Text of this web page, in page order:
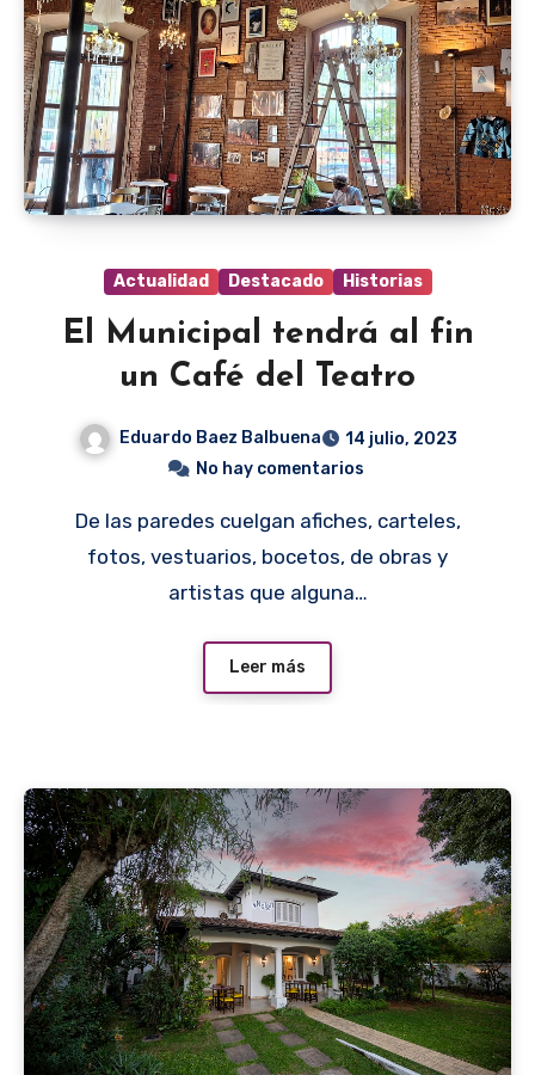
Actualidad Destacado Historias
El Municipal tendrá al fin
un Café del Teatro
Eduardo Baez Balbuena
14 julio, 2023
No hay comentarios
De las paredes cuelgan afiches, carteles,
fotos, vestuarios, bocetos, de obras y
artistas que alguna…
Leer más